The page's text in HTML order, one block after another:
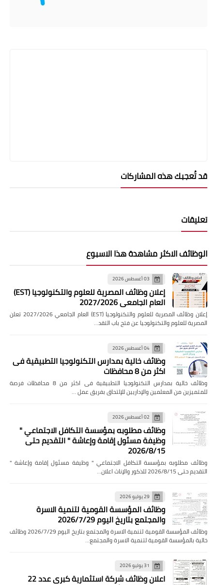
قد تُعجبك هذه المشاركات
تعليقات
الوظائف الاكثر مشاهدة هذا الاسبوع
03 أغسطس 2026
إعلان وظائف المصرية للعلوم والتكنولوجيا (EST)
العام الجامعي 2027/2026
إعلان وظائف المصرية للعلوم والتكنولوجيا (EST) العام الجامعي 2027/2026 تعلن
المصرية للعلوم والتكنولوجيا عن فتح باب التقد…
04 أغسطس 2026
وظائف خالية بمدارس التكنولوجيا التطبيقية فى
اكثر من 8 محافظات
وظائف خالية بمدارس التكنولوجيا التطبيقية فى اكثر من 8 محافظات فرصة
للمتميزين من المعلمين والإداريين للإلتحاق بفريق عمل …
02 أغسطس 2026
وظائف مطلوبه بمؤسسة التكافل الاجتماعي "
وظيفة مسئول إقامة وإعاشة " التقديم حتى
2026/8/15
وظائف مطلوبه بمؤسسة التكافل الاجتماعي " وظيفة مسئول إقامة وإعاشة "
التقديم حتى 2026/8/15 للذكور والإناث اعلان…
29 يوليو 2026
وظائف المؤسسة القومية لتنمية الاسرة
والمجتمع بتاريخ اليوم 2026/7/29
وظائف المؤسسة القومية لتنمية الاسرة والمجتمع بتاريخ اليوم 2026/7/29 وظائف
خالية بالمؤسسة القومية لتنمية الاسرة والمجتمع…
31 يوليو 2026
اعلان وظائف شركة استثمارية كبرى عدد 22